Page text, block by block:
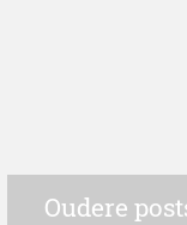
Oudere